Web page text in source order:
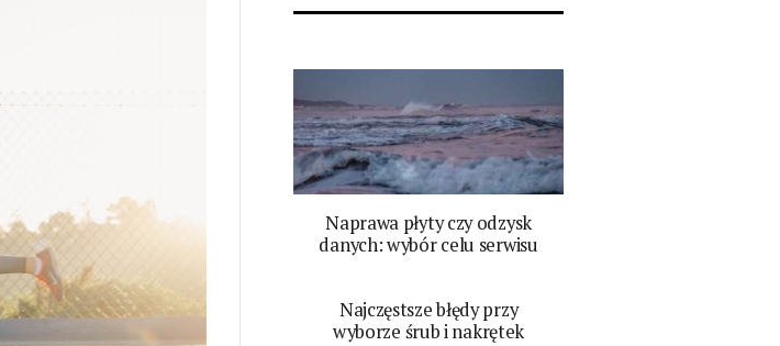
Naprawa płyty czy odzysk
danych: wybór celu serwisu
Najczęstsze błędy przy
wyborze śrub i nakrętek